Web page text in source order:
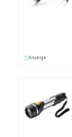
* Anzeige